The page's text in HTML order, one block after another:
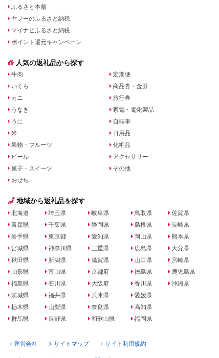
ふるさと本舗
ヤフーのふるさと納税
マイナビふるさと納税
ポイント還元キャンペーン
人気の返礼品から探す
牛肉
いくら
カニ
うなぎ
うに
米
果物・フルーツ
ビール
菓子・スイーツ
おせち
定期便
商品券・金券
旅行券
家電・電化製品
自転車
日用品
化粧品
アクセサリー
その他
地域から返礼品を探す
北海道
青森県
岩手県
宮城県
秋田県
山形県
福島県
茨城県
栃木県
群馬県
埼玉県
千葉県
東京都
神奈川県
新潟県
富山県
石川県
福井県
山梨県
長野県
岐阜県
静岡県
愛知県
三重県
滋賀県
京都府
大阪府
兵庫県
奈良県
和歌山県
鳥取県
島根県
岡山県
広島県
山口県
徳島県
香川県
愛媛県
高知県
福岡県
佐賀県
長崎県
熊本県
大分県
宮崎県
鹿児島県
沖縄県
運営会社 サイトマップ サイト利用規約